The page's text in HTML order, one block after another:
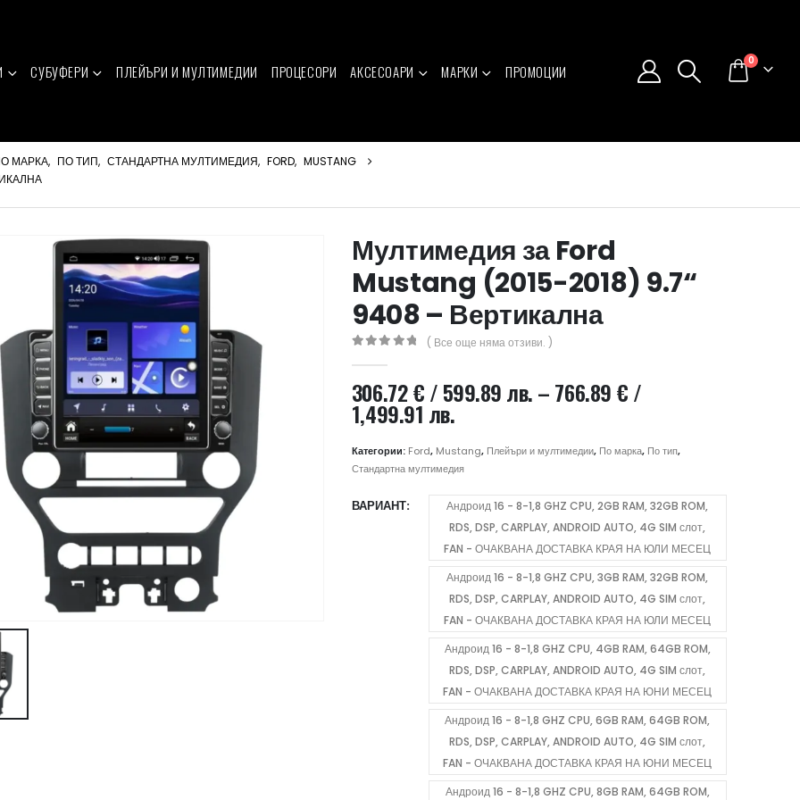
СУБУФЕРИ ПЛЕЙЪРИ И МУЛТИМЕДИИ ПРОЦЕСОРИ АКСЕСОАРИ МАРКИ ПРОМОЦИИ
0
МАРКА, ПО ТИП, СТАНДАРТНА МУЛТИМЕДИЯ, FORD, MUSTANG
Мултимедия за Ford
Mustang (2015-2018) 9.7“
9408 – Вертикална
( Все още няма отзиви. )
306.72€/ 599.89 лв.–766.89€/
1,499.91 лв.Price
range:
306.72 €
/
599.89 лв.
through
766.89 €
/
1,499.91 лв.
Категории: Ford, Mustang, Плейъри и мултимедии, По марка, По тип,
Стандартна мултимедия
ВАРИАНТ
Андроид 16 - 8-1,8 GHZ CPU, 2GB RAM, 32GB ROM,
RDS, DSP, CARPLAY, ANDROID AUTO, 4G SIM слот,
FAN - ОЧАКВАНА ДОСТАВКА КРАЯ НА ЮЛИ МЕСЕЦ
Андроид 16 - 8-1,8 GHZ CPU, 3GB RAM, 32GB ROM,
RDS, DSP, CARPLAY, ANDROID AUTO, 4G SIM слот,
FAN - ОЧАКВАНА ДОСТАВКА КРАЯ НА ЮЛИ МЕСЕЦ
Андроид 16 - 8-1,8 GHZ CPU, 4GB RAM, 64GB ROM,
RDS, DSP, CARPLAY, ANDROID AUTO, 4G SIM слот,
FAN - ОЧАКВАНА ДОСТАВКА КРАЯ НА ЮНИ МЕСЕЦ
Андроид 16 - 8-1,8 GHZ CPU, 6GB RAM, 64GB ROM,
RDS, DSP, CARPLAY, ANDROID AUTO, 4G SIM слот,
FAN - ОЧАКВАНА ДОСТАВКА КРАЯ НА ЮНИ МЕСЕЦ
Андроид 16 - 8-1,8 GHZ CPU, 8GB RAM, 64GB ROM,